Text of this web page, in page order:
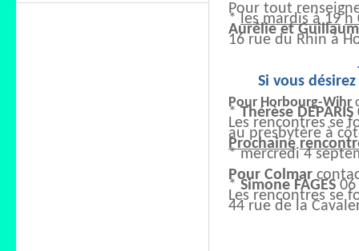
Pour tout
* les mardis à 19 h
Aurélie et
16 rue du Rhin à
Si vous
Pour Horbourg-Wihr
* Thérèse DEPARIS
Les rencontres se
au presbytère à
Prochaine
* mercredi4
Pour Colmar
* Simone FAGES 06
Les rencontres se
44 rue de la